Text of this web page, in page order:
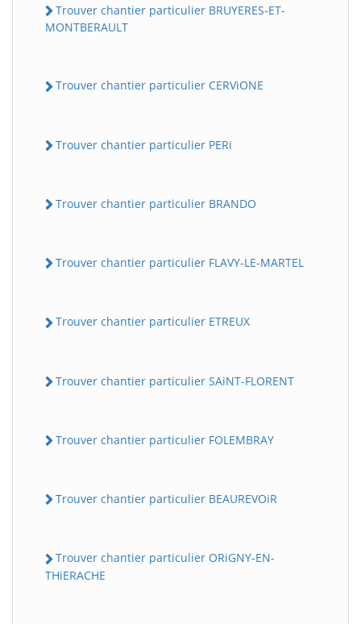
Trouver chantier particulier BRUYERES-ET-
MONTBERAULT
Trouver chantier particulier CERViONE
Trouver chantier particulier PERi
Trouver chantier particulier BRANDO
Trouver chantier particulier FLAVY-LE-MARTEL
Trouver chantier particulier ETREUX
Trouver chantier particulier SAiNT-FLORENT
Trouver chantier particulier FOLEMBRAY
Trouver chantier particulier BEAUREVOiR
Trouver chantier particulier ORiGNY-EN-
THiERACHE